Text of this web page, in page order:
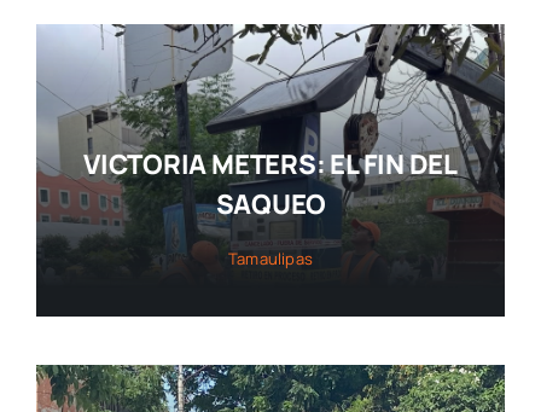
VICTORIA METERS: EL FIN DEL
SAQUEO
Tamaulipas